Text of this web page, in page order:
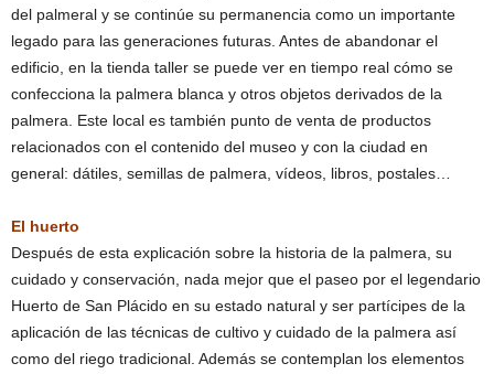
del palmeral y se continúe su permanencia como un importante
legado para las generaciones futuras. Antes de abandonar el
edificio, en la tienda taller se puede ver en tiempo real cómo se
confecciona la palmera blanca y otros objetos derivados de la
palmera. Este local es también punto de venta de productos
relacionados con el contenido del museo y con la ciudad en
general: dátiles, semillas de palmera, vídeos, libros, postales…
El huerto
Después de esta explicación sobre la historia de la palmera, su
cuidado y conservación, nada mejor que el paseo por el legendario
Huerto de San Plácido en su estado natural y ser partícipes de la
aplicación de las técnicas de cultivo y cuidado de la palmera así
como del riego tradicional. Además se contemplan los elementos